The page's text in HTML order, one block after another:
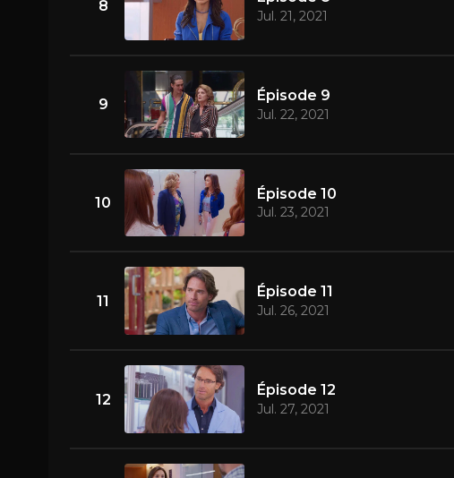
8
Jul. 21, 2021
9
Épisode 9
Jul. 22, 2021
10
Épisode 10
Jul. 23, 2021
11
Épisode 11
Jul. 26, 2021
12
Épisode 12
Jul. 27, 2021